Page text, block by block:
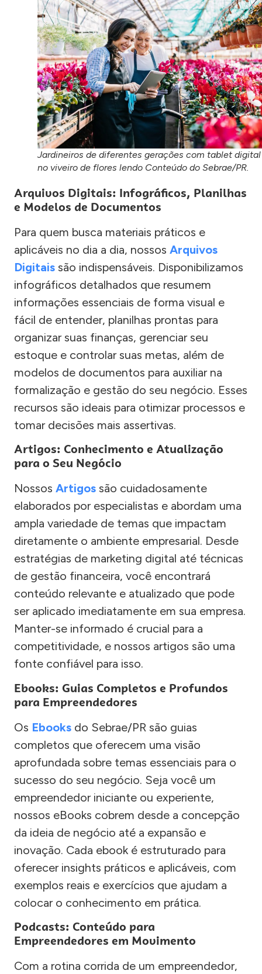
Jardineiros de diferentes gerações com tablet digital
no viveiro de flores lendo Conteúdo do Sebrae/PR.
Arquivos Digitais: Infográficos, Planilhas
e Modelos de Documentos
Para quem busca materiais práticos e
aplicáveis no dia a dia, nossos Arquivos
Digitais são indispensáveis. Disponibilizamos
infográficos detalhados que resumem
informações essenciais de forma visual e
fácil de entender, planilhas prontas para
organizar suas finanças, gerenciar seu
estoque e controlar suas metas, além de
modelos de documentos para auxiliar na
formalização e gestão do seu negócio. Esses
recursos são ideais para otimizar processos e
tomar decisões mais assertivas.
Artigos: Conhecimento e Atualização
para o Seu Negócio
Nossos Artigos são cuidadosamente
elaborados por especialistas e abordam uma
ampla variedade de temas que impactam
diretamente o ambiente empresarial. Desde
estratégias de marketing digital até técnicas
de gestão financeira, você encontrará
conteúdo relevante e atualizado que pode
ser aplicado imediatamente em sua empresa.
Manter-se informado é crucial para a
competitividade, e nossos artigos são uma
fonte confiável para isso.
Ebooks: Guias Completos e Profundos
para Empreendedores
Os Ebooks do Sebrae/PR são guias
completos que oferecem uma visão
aprofundada sobre temas essenciais para o
sucesso do seu negócio. Seja você um
empreendedor iniciante ou experiente,
nossos eBooks cobrem desde a concepção
da ideia de negócio até a expansão e
inovação. Cada ebook é estruturado para
oferecer insights práticos e aplicáveis, com
exemplos reais e exercícios que ajudam a
colocar o conhecimento em prática.
Podcasts: Conteúdo para
Empreendedores em Movimento
Com a rotina corrida de um empreendedor,